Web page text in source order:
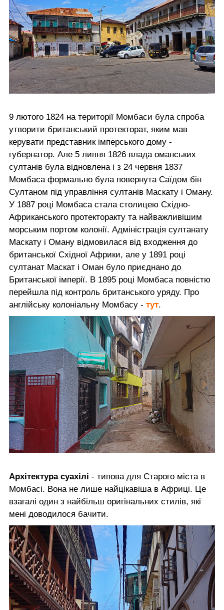
9 лютого 1824 на території Момбаси була спроба
утворити британський протекторат, яким мав
керувати представник імперського дому -
губернатор. Але 5 липня 1826 влада оманських
султанів була відновлена і з 24 червня 1837
Момбаса формально була повернута Саїдом бін
Султаном під управління султанів Маскату і Оману.
У 1887 році Момбаса стала столицею Східно-
Африканського протекторакту та найважливішим
морським портом колонії. Адміністрація султанату
Маскату і Оману відмовилася від ​​входження до
британської Східної Африки, але у 1891 році
султанат Маскат і Оман було приєднано до
Британської імперії. В 1895 році Момбаса повністю
перейшла під контроль британського уряду. Про
англійську колоніальну Момбасу - тут.
Архітектура суахілі - типова для Старого міста в
Момбасі. Вона не лише найцікавіша в Африці. Це
взагалі один з найбільш оригінальних стилів, які
мені доводилося бачити.